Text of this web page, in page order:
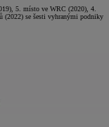
5. místo ve WRC (2020), 4.
(2022) se šesti vyhranými podniky